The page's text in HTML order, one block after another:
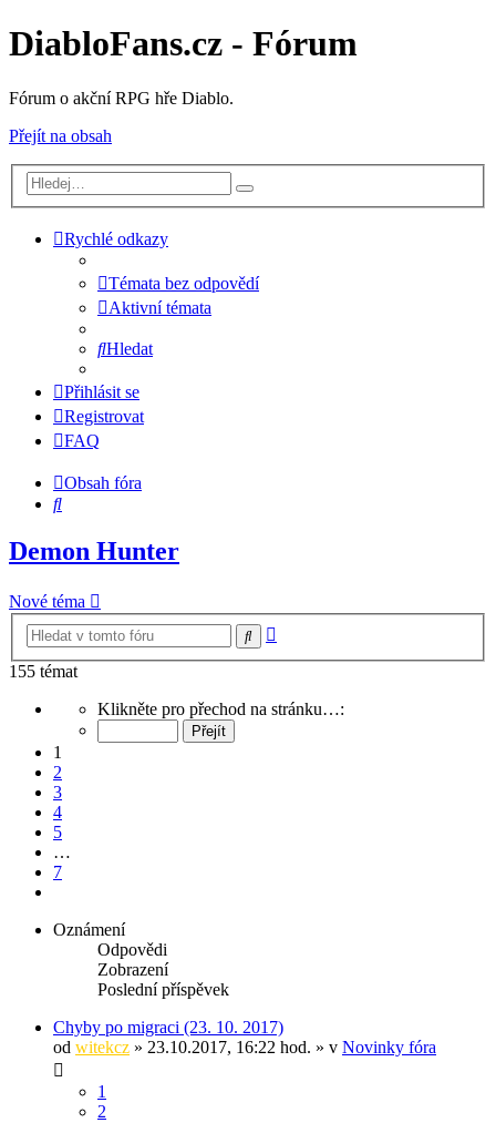
DiabloFans.cz - Fórum
Fórum o akční RPG hře Diablo.
Přejít na obsah
Rychlé odkazy
Témata bez odpovědí
Aktivní témata
Hledat
Přihlásit se
Registrovat
FAQ
Obsah fóra
Hledat
Demon Hunter
Nové téma
Hledat
155 témat
Stránka
z
7
Klikněte pro přechod na stránku…:
1
2
3
4
5
…
7
Oznámení
Odpovědi
Zobrazení
Poslední příspěvek
Chyby po migraci (23. 10. 2017)
od witekcz » 23.10.2017, 16:22 hod. » v Novinky fóra
1
2